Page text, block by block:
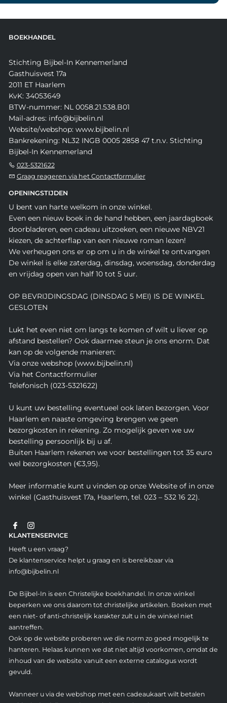
BOEKHANDEL
Stichting Bijbel-In Kennemerland
Gasthuisvest 17a
2011 ET Haarlem
KvK: 34053649
BTW-nummer: NL 0058.21.538.B01
Mail-adres: info@bijbelin.nl
Website/webshop: www.bijbelin.nl
Bankrekening: NL32 INGB 0005 2858 47 t.n.v. Stichting
Bijbel-In Kennemerland
023-5321622
Graag reageren via het Contactformulier
OPENINGSTIJDEN
U bent van harte welkom in onze winkel.
Even een nieuw boek in de hand hebben, een jaardagboek
doorbladeren, een cadeau uitzoeken, een nieuwe NBV21
kiezen, de achterflap van een nieuwe roman lezen!
We verheugen ons er op om u in de winkel te ontvangen
De winkel is elke zaterdag, dinsdag, woensdag, donderdag
en vrijdag open van half 10 tot 5 uur.
OP BEVRIJDINGSDAG (DINSDAG 5 MEI) IS DE WINKEL
GESLOTEN
Lukt het even niet om langs te komen of wilt u liever op
afstand bestellen? Ook daarmee steun je ons enorm. Dat
kan op de volgende manieren:
Via onze webshop (www.bijbelin.nl)
Via het Contactformulier
Telefonisch (023-5321622)
U kunt uw bestelling eventueel ook laten bezorgen. Voor
Haarlem en naaste omgeving brengen we geen
bezorgkosten in rekening. Zo mogelijk geven we uw
bestelling persoonlijk bij u af.
Buiten Haarlem rekenen we voor bestellingen tot 35 euro
wel bezorgkosten (€3,95).
Meer informatie kunt u vinden op onze Website of in onze
winkel (Gasthuisvest 17a, Haarlem, tel. 023 – 532 16 22).
KLANTENSERVICE
Heeft u een vraag?
De klantenservice helpt u graag en is bereikbaar via
info@bijbelin.nl
De Bijbel-In is een Christelijke boekhandel. In onze winkel
beperken we ons daarom tot christelijke artikelen. Boeken met
een niet- of anti-christelijk karakter zult u in de winkel niet
aantreffen.
Ook op de website proberen we die norm zo goed mogelijk te
hanteren. Helaas kunnen we dat niet altijd voorkomen, omdat de
inhoud van de website vanuit een externe catalogus wordt
gevuld.
Wanneer u via de webshop met een cadeaukaart wilt betalen